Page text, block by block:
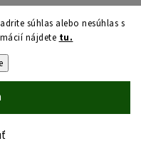
súhlas alebo nesúhlas s
nájdete tu.
. Všetky práva vyhradené.
cookies